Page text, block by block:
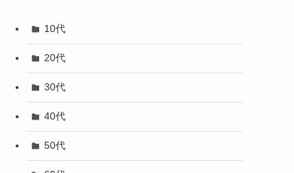
10代
20代
30代
40代
50代